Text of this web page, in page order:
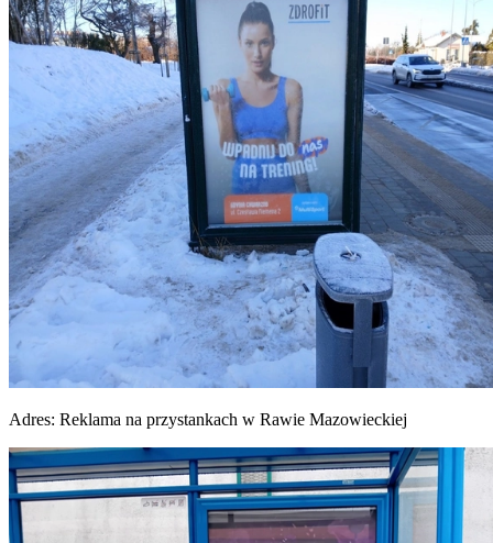
Adres: Reklama na przystankach w Rawie Mazowieckiej